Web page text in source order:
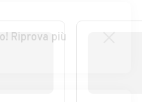
Riprova più